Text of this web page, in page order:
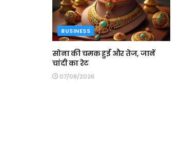
BUSINESS
सोना की चमक हुई और तेज, जानें
चांदी का रेट
07/08/2026